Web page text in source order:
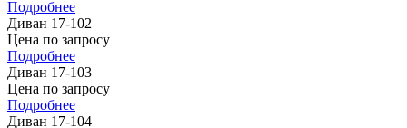
Подробнее
Диван 17-102
Цена по запросу
Подробнее
Диван 17-103
Цена по запросу
Подробнее
Диван 17-104